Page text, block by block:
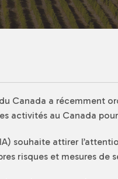
Canada a récemment
activités au Canada
souhaite attirer
risques et mesures de